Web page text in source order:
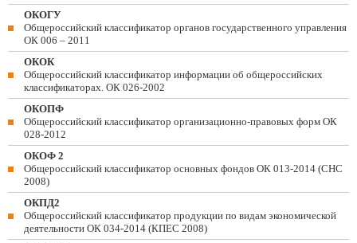
ОКОГУ
Общероссийский классификатор органов государственного управления
ОК 006 – 2011
ОКОК
Общероссийский классификатор информации об общероссийских
классификаторах. ОК 026-2002
ОКОПФ
Общероссийский классификатор организационно-правовых форм ОК
028-2012
ОКОФ 2
Общероссийский классификатор основных фондов ОК 013-2014 (СНС
2008)
ОКПД2
Общероссийский классификатор продукции по видам экономической
деятельности ОК 034-2014 (КПЕС 2008)